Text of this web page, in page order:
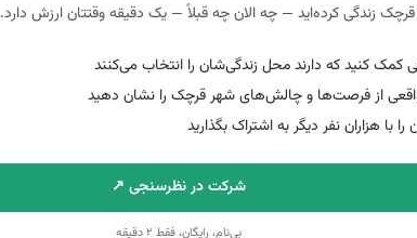
زندگی کرده‌اید — چه الان چه قبلاً — یک دقیقه وقتتان ارزش دارد.
کمک کنید که دارند محل زندگی‌شان را انتخاب می‌کنند
از فرصت‌ها و چالش‌های شهر قرچک را نشان دهید
را با هزاران نفر دیگر به اشتراک بگذارید
شرکت در نظرسنجی ↗
بی‌نام، رایگان، فقط ۲ دقیقه